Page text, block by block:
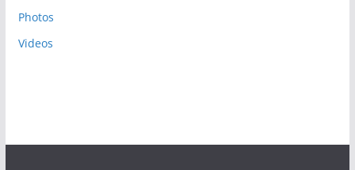
Photos
Videos